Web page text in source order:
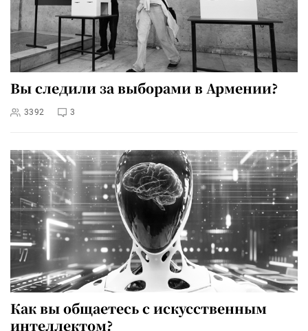
Вы следили за выборами в Армении?
3392 3
Как вы общаетесь с искусственным
интеллектом?